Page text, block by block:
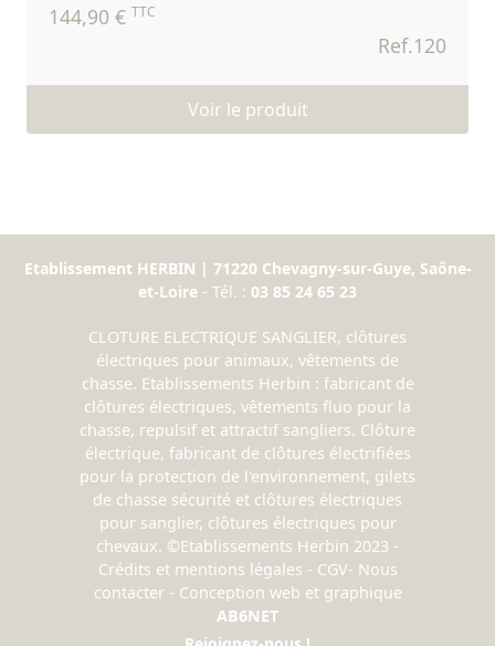
144,90 € TTC
Ref.120
Voir le produit
Etablissement HERBIN | 71220 Chevagny-sur-Guye, Saône-
et-Loire - Tél. : 03 85 24 65 23
CLOTURE ELECTRIQUE SANGLIER, clôtures
électriques pour animaux, vêtements de
chasse. Etablissements Herbin : fabricant de
clôtures électriques, vêtements fluo pour la
chasse, repulsif et attractif sangliers. Clôture
électrique, fabricant de clôtures électrifiées
pour la protection de l'environnement, gilets
de chasse sécurité et clôtures électriques
pour sanglier, clôtures électriques pour
chevaux. ©Etablissements Herbin 2023 -
Crédits et mentions légales - CGV- Nous
contacter - Conception web et graphique
AB6NET